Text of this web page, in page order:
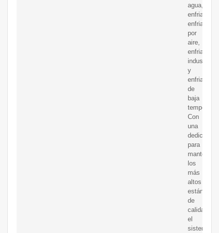
agua,
enfriadores
enfriados
por
aire,
enfriadores
y
enfriadores
de
baja
Con
una
dedicación
para
mantener
los
más
altos
estándares
de
calidad,
el
sistema